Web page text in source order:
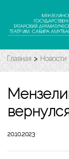
содержимому
Enter)
Главная > Новости
20.10.2023